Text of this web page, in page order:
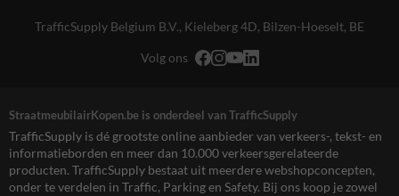
TrafficSupply Belgium B.V., Kieleberg 4D, Bilzen-Hoeselt, BE
Volg ons
StraatmeubilairKopen.be is onderdeel van TrafficSupply
TrafficSupply is dé grootste online aanbieder van verkeers-, tekst- en
informatieborden en meer dan 10.000 verkeersgerelateerde
producten. TrafficSupply bestaat uit meerdere webshopconcepten,
onder te verdelen in Traffic, Parking en Safety. Bij ons koop je zowel